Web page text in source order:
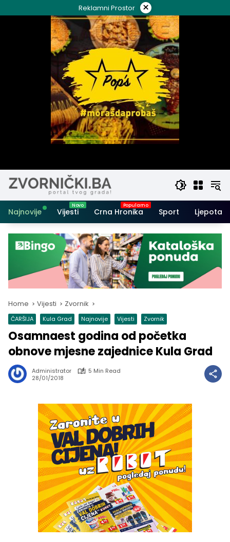
to
Reklamni Prostor ×
Najnovije Vijesti Crna Hronika Sport Ljepota i
Home Vijesti Zvornik
ČARŠIJA Kula Grad Najnovije Vijesti Zvornik
Osamnaest godina od početka
obnove mjesne zajednice Kula Grad
Administrator
5 Min Read
28/01/2018